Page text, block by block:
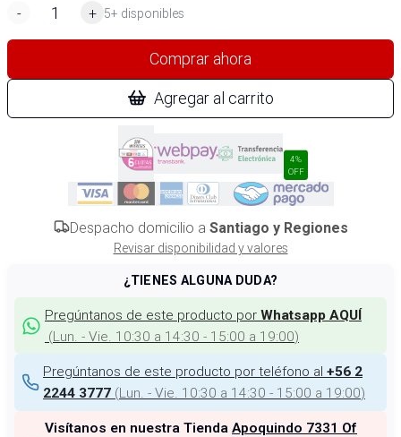
-
+ 5+ disponibles
Comprar ahora
Agregar al carrito
4%
OFF
Despacho domicilio a Santiago y Regiones
Revisar disponibilidad y valores
¿TIENES ALGUNA DUDA?
Pregúntanos de este producto por Whatsapp AQUÍ
(Lun. - Vie. 10:30 a 14:30 - 15:00 a 19:00)
Pregúntanos de este producto por teléfono al +56 2
2244 3777 (Lun. - Vie. 10:30 a 14:30 - 15:00 a 19:00)
Visítanos en nuestra Tienda Apoquindo 7331 Of